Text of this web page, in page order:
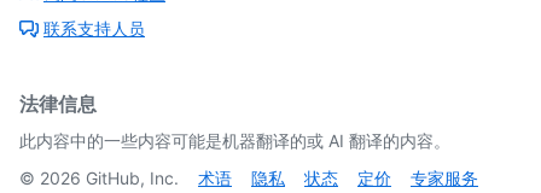
联系支持人员
法律信息
此内容中的一些内容可能是机器翻译的或 AI 翻译的内容。
© 2026 GitHub, Inc. 术语 隐私 状态 定价 专家服务